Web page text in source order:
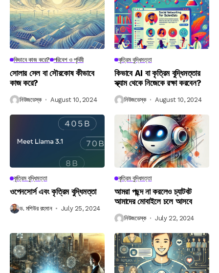
কিভাবে কাজ করে? পরিবেশ ও পৃথিবী
সোলার সেল বা সৌরকোষ কীভাবে
কাজ করে?
নিউজডেস্ক August 10, 2024
কৃত্রিম বুদ্ধিমত্তা
কিভাবে AI বা কৃত্রিম বুদ্ধিমত্তার
স্ক্যাম থেকে নিজেকে রক্ষা করবেন?
নিউজডেস্ক August 10, 2024
কৃত্রিম বুদ্ধিমত্তা
ওপেনসোর্স এবং কৃত্রিম বুদ্ধিমত্তা
ড. মশিউর রহমান July 25, 2024
কৃত্রিম বুদ্ধিমত্তা
আমরা পছন্দ না করলেও চ্যাটবট
আমাদের মোবাইলে চলে আসবে
নিউজডেস্ক July 22, 2024